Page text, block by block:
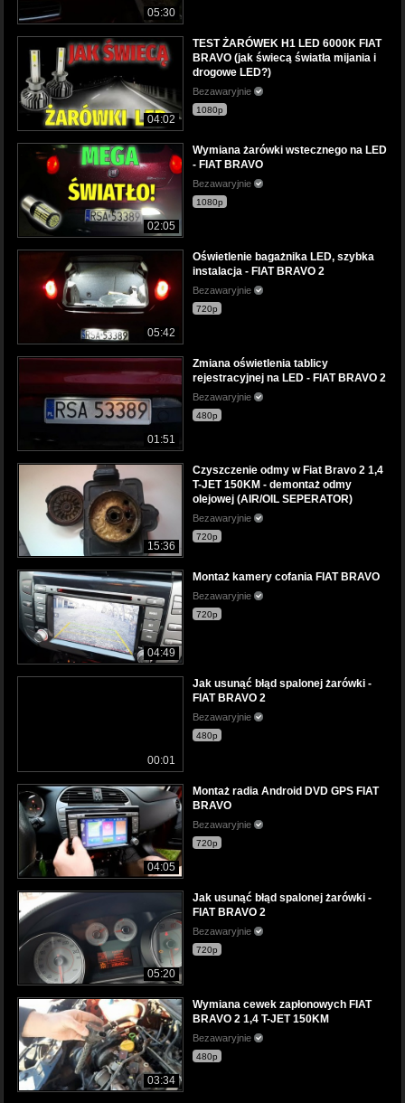
05:30
04:02
TEST ŻARÓWEK H1 LED 6000K FIAT
BRAVO (jak świecą światła mijania i
drogowe LED?)
Bezawaryjnie
1080p
02:05
Wymiana żarówki wstecznego na LED
- FIAT BRAVO
Bezawaryjnie
1080p
05:42
Oświetlenie bagażnika LED, szybka
instalacja - FIAT BRAVO 2
Bezawaryjnie
720p
01:51
Zmiana oświetlenia tablicy
rejestracyjnej na LED - FIAT BRAVO 2
Bezawaryjnie
480p
15:36
Czyszczenie odmy w Fiat Bravo 2 1,4
T-JET 150KM - demontaż odmy
olejowej (AIR/OIL SEPERATOR)
Bezawaryjnie
720p
04:49
Montaż kamery cofania FIAT BRAVO
Bezawaryjnie
720p
00:01
Jak usunąć błąd spalonej żarówki -
FIAT BRAVO 2
Bezawaryjnie
480p
04:05
Montaż radia Android DVD GPS FIAT
BRAVO
Bezawaryjnie
720p
05:20
Jak usunąć błąd spalonej żarówki -
FIAT BRAVO 2
Bezawaryjnie
720p
03:34
Wymiana cewek zapłonowych FIAT
BRAVO 2 1,4 T-JET 150KM
Bezawaryjnie
480p